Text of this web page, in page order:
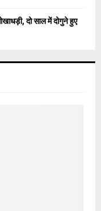
दो साल में दोगुने हुए